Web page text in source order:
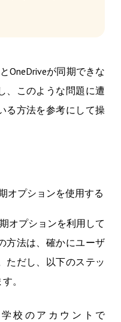
OneDriveが同期できな
、このような問題に遭
る方法を参考にして操
オプションを使用する
オプションを利用して
方法は、確かにユーザ
ただし、以下のステッ
。
校のアカウントで